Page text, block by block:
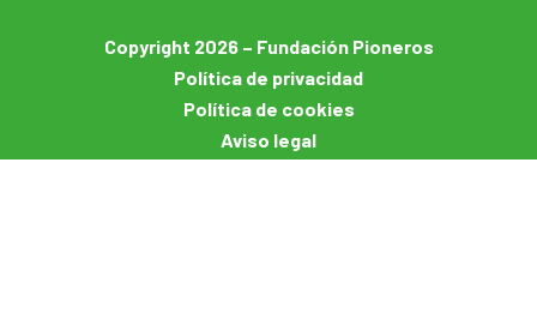
Copyright 2026 – Fundación Pioneros
Política de privacidad
Política de cookies
Aviso legal